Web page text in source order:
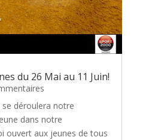
du 26 Mai au 11 Juin!
se déroulera notre
dans notre
ouvert aux jeunes de tous